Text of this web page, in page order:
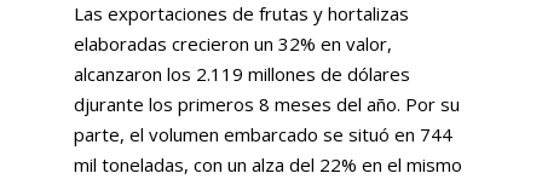
Las exportaciones de frutas y hortalizas
elaboradas crecieron un 32% en valor,
alcanzaron los 2.119 millones de dólares
djurante los primeros 8 meses del año. Por su
parte, el volumen embarcado se situó en 744
mil toneladas, con un alza del 22% en el mismo